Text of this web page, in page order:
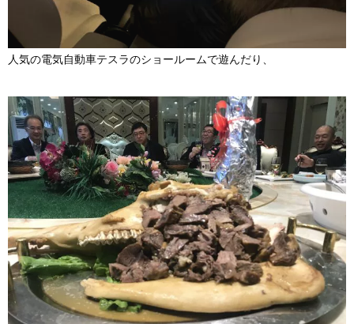
人気の電気自動車テスラのショールームで遊んだり、